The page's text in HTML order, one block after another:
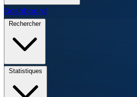
Dashboard
Rechercher
Statistiques